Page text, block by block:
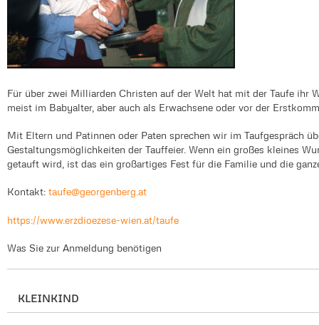
Für über zwei Milliarden Christen auf der Welt hat mit der Taufe ihr
meist im Babyalter, aber auch als Erwachsene oder vor der
Mit Eltern und Patinnen oder Paten sprechen wir im Taufgespräch
Gestaltungsmöglichkeiten der Tauffeier. Wenn ein großes kleines
getauft wird, ist das ein großartiges Fest für die Familie und die
Kontakt: taufe@georgenberg.at
https://www.erzdioezese-wien.at/taufe
Was Sie zur Anmeldung benötigen
KLEINKIND